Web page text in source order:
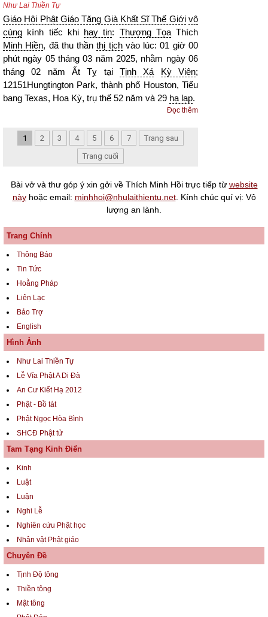
Như Lai Thiền Tự
Giáo Hội Phật Giáo Tăng Già Khất Sĩ Thế Giới vô
cùng kính tiếc khi hay tin: Thượng TọaThích
Minh Hiền, đã thu thầnthị tịchvào lúc: 01 giờ 00
phút ngày 05 tháng 03 năm 2025, nhằm ngày 06
tháng 02 năm Ất Tỵ tại Tịnh Xá Kỳ Viên;
12151Hungtington Park, thành phố Houston, Tiểu
bang Texas, Hoa Kỳ, trụ thế 52 năm và 29 hạ lạp.
Đọc thêm
1 2 3 4 5 6 7
Trang sau
Trang cuối
Bài vở và thư góp ý xin gởi về Thích Minh Hồi trực tiếp từ website
nàyhoặc email: minhhoi@nhulaithientu.net. Kính chúc quí vị: Vô
lượng an lành.
Trang Chính
Thông Báo
Tin Tức
Hoằng Pháp
Liên Lạc
Bảo Trợ
English
Hình Ảnh
Như Lai Thiền Tự
Lễ Vía Phật A Di Đà
An Cư Kiết Hạ 2012
Phật - Bồ tát
Phật Ngọc Hòa Bình
SHCĐ Phật tử
Tam Tạng Kinh Điển
Kinh
Luật
Luận
Nghi Lễ
Nghiên cứu Phật học
Nhân vật Phật giáo
Chuyên Đề
Tịnh Độ tông
Thiền tông
Mật tông